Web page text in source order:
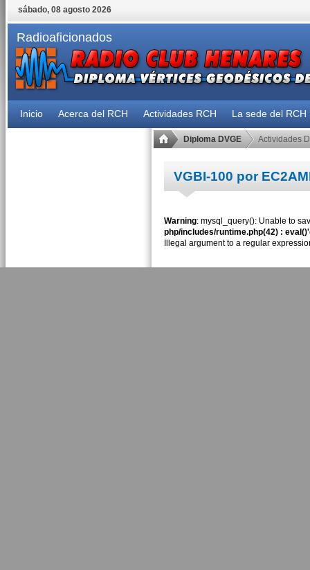
sábado, 08 agosto 2026
Radioaficionados
Inicio Acerca del RCH Actividades RCH La sede del RCH
Diploma DVGE Actividades
VGBI-100 por
Warning: mysql_query(): Unable to
php/includes/runtime.php(42) :
Illegal argument to a regular